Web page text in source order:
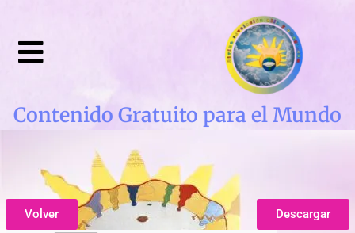
Contenido Gratuito para el Mundo
Volver Descargar